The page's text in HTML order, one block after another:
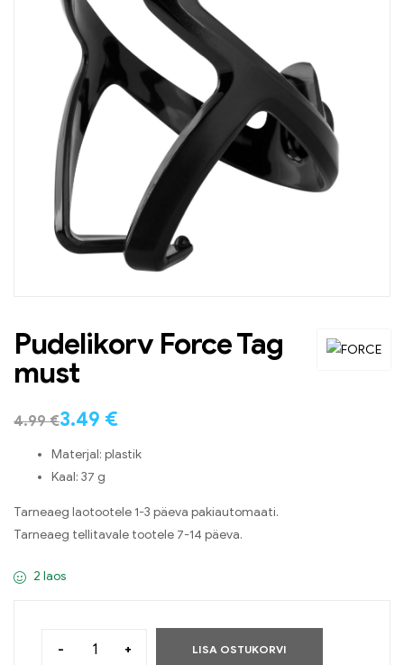
Pudelikorv Force Tag
must
4.99€3.49 €
Materjal: plastik
Kaal: 37 g
Tarneaeg laotootele 1-3 päeva pakiautomaati.
Tarneaeg tellitavale tootele 7-14 päeva.
2 laos
- + LISA OSTUKORVI